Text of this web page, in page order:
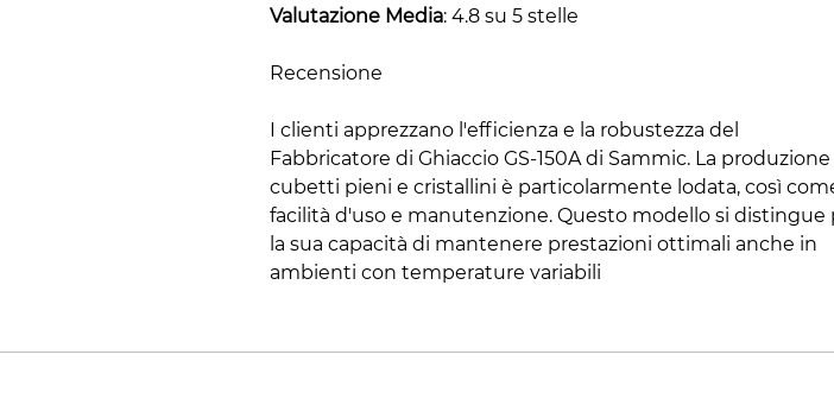
Valutazione Media: 4.8 su 5 stelle
Recensione
I clienti apprezzano l'efficienza e la robustezza del
Fabbricatore di Ghiaccio GS-150A di Sammic. La produzione
cubetti pieni e cristallini è particolarmente lodata, così
facilità d'uso e manutenzione. Questo modello si distingue
la sua capacità di mantenere prestazioni ottimali anche in
ambienti con temperature variabili